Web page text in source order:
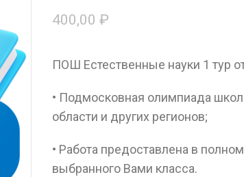
400,00 ₽
ПОШ Естественные науки 1 тур
• Подмосковная олимпиада
области и других регионов;
• Работа предоставлена в
выбранного Вами класса.